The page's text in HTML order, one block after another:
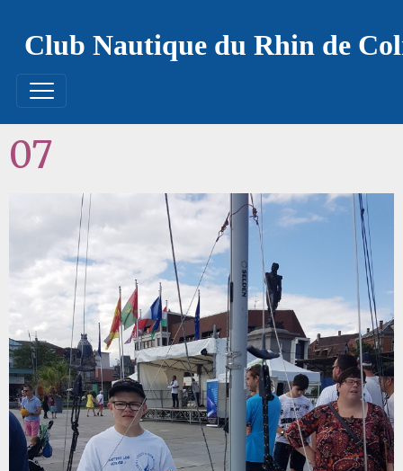
Club Nautique du Rhin de
07